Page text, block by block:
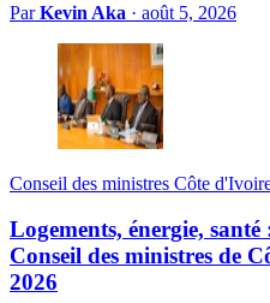
ParKevin Aka · août 5, 2026
Conseil des ministres Côte
Logements, énergie,
Conseil des ministres de
2026